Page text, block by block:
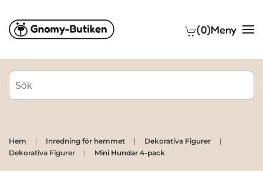
Skip to main content (0)Meny
Hem Inredning för hemmet
Dekorativa Figurer
Dekorativa Figurer
Mini Hundar 4-pack